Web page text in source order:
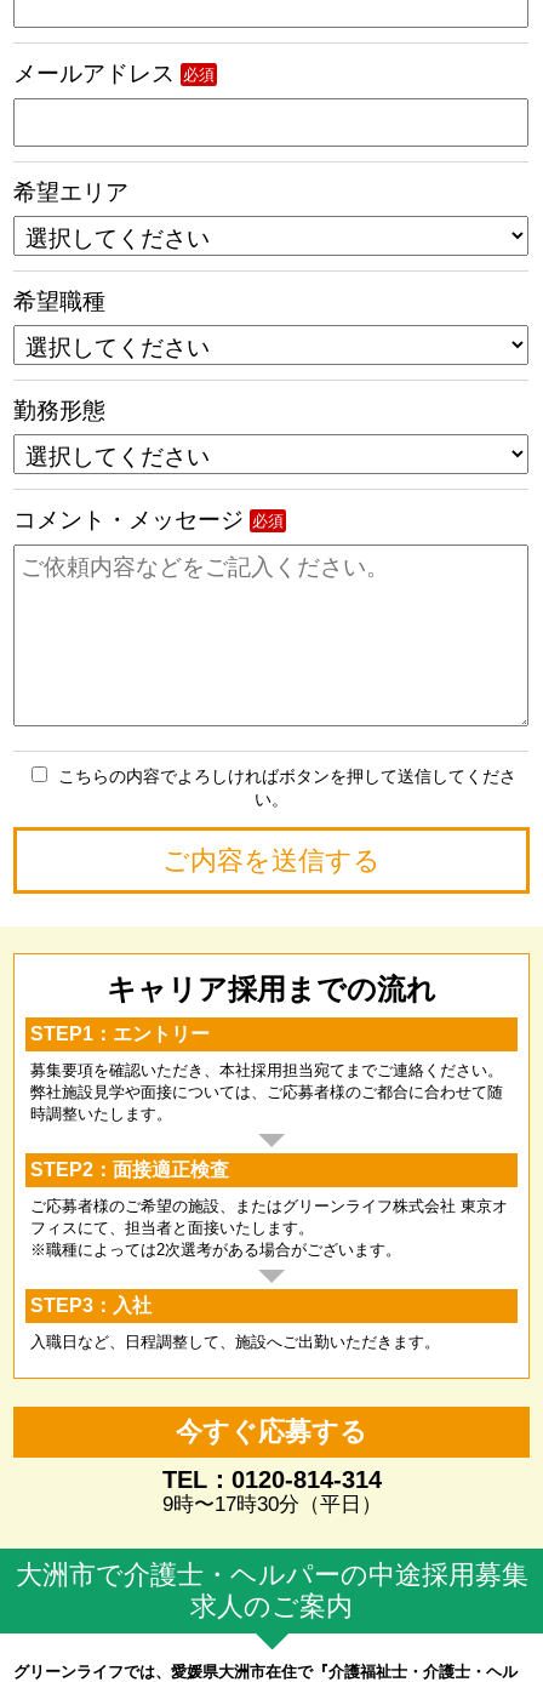
メールアドレス 必須
希望エリア
希望職種
勤務形態
コメント・メッセージ 必須
こちらの内容でよろしければボタンを押して送信してくださ
い。
キャリア採用までの流れ
STEP1：エントリー
募集要項を確認いただき、本社採用担当宛てまでご連絡ください。
弊社施設見学や面接については、ご応募者様のご都合に合わせて随
時調整いたします。
STEP2：面接適正検査
ご応募者様のご希望の施設、またはグリーンライフ株式会社 東京オ
フィスにて、担当者と面接いたします。
※職種によっては2次選考がある場合がございます。
STEP3：入社
入職日など、日程調整して、施設へご出勤いただきます。
今すぐ応募する
TEL：0120-814-314
9時〜17時30分（平日）
大洲市で介護士・ヘルパーの中途採用募集
求人のご案内
グリーンライフでは、愛媛県大洲市在住で『介護福祉士・介護士・ヘル